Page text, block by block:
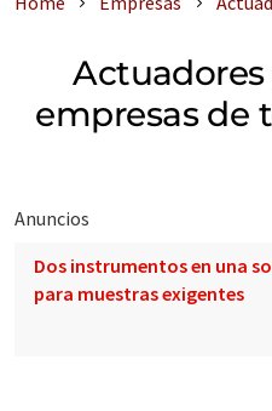
Actuadores
empresas de
Anuncios
Dos instrumentos en una
para muestras exigentes